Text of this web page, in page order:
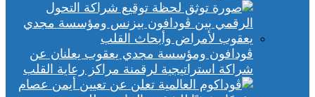
ڤودافون ومؤسسة مجدي يعقوب يعلنان عن
شراكة استراتيجية لرقمنة مراكز رعاية القلب